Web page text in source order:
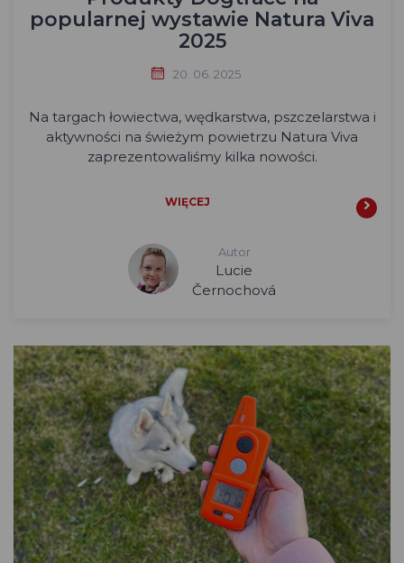
popularnej wystawie Natura Viva
2025
20. 06. 2025
Na targach łowiectwa, wędkarstwa, pszczelarstwa i
aktywności na świeżym powietrzu Natura Viva
zaprezentowaliśmy kilka nowości.
WIĘCEJ
Autor
Lucie
Černochová